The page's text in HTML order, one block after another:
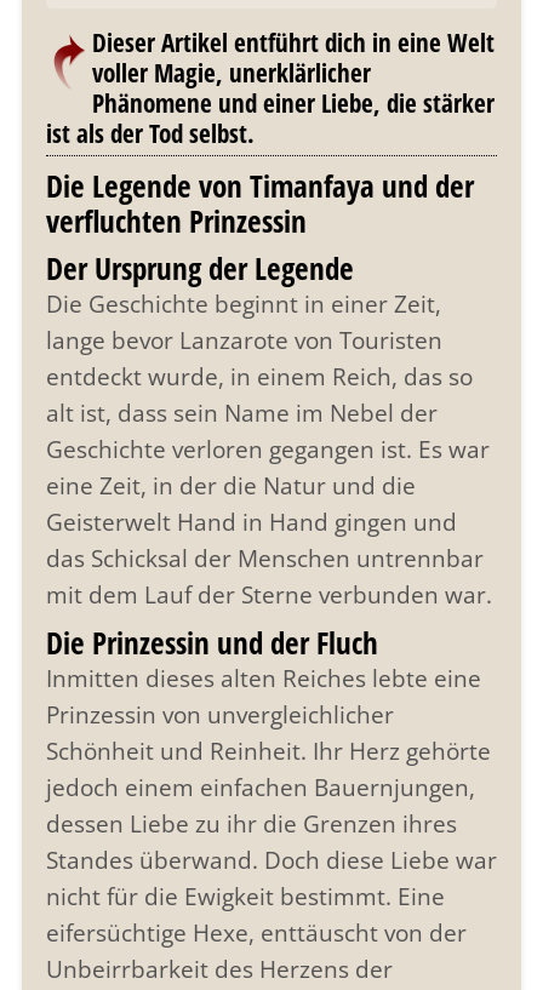
Dieser Artikel entführt dich in eine Welt
voller Magie, unerklärlicher
Phänomene und einer Liebe, die stärker
ist als der Tod selbst.
Die Legende von Timanfaya und der
verfluchten Prinzessin
Der Ursprung der Legende
Die Geschichte beginnt in einer Zeit,
lange bevor Lanzarote von Touristen
entdeckt wurde, in einem Reich, das so
alt ist, dass sein Name im Nebel der
Geschichte verloren gegangen ist. Es war
eine Zeit, in der die Natur und die
Geisterwelt Hand in Hand gingen und
das Schicksal der Menschen untrennbar
mit dem Lauf der Sterne verbunden war.
Die Prinzessin und der Fluch
Inmitten dieses alten Reiches lebte eine
Prinzessin von unvergleichlicher
Schönheit und Reinheit. Ihr Herz gehörte
jedoch einem einfachen Bauernjungen,
dessen Liebe zu ihr die Grenzen ihres
Standes überwand. Doch diese Liebe war
nicht für die Ewigkeit bestimmt. Eine
eifersüchtige Hexe, enttäuscht von der
Unbeirrbarkeit des Herzens der